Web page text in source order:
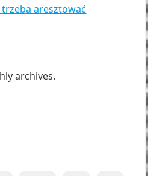
aresztować
archives.